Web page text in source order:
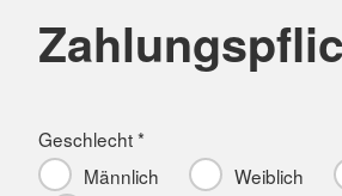
Geschlecht *
Männlich
Weiblich